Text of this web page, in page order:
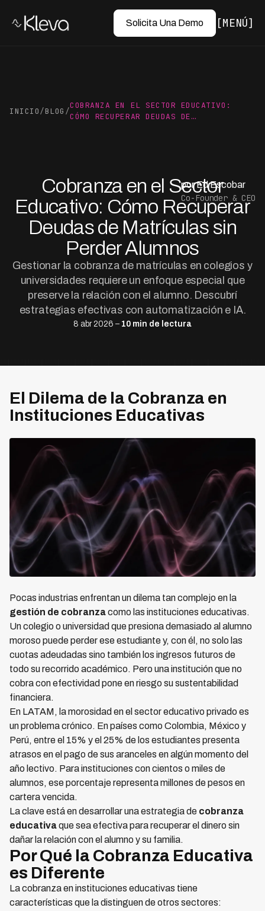
Solicita Una Demo MENÚ
INICIO/BLOG /
COBRANZA EN EL SECTOR EDUCATIVO:
CÓMO RECUPERAR DEUDAS DE…
Cobranza en el Sector
Educativo: Cómo Recuperar
Deudas de Matrículas sin
Perder Alumnos
Gestionar la cobranza de matrículas en colegios y
universidades requiere un enfoque especial que
preserve la relación con el alumno. Descubrí
estrategias efectivas con automatización e IA.
8 abr 2026 – 10 min de lectura
por Ed Escobar
Co-Founder & CEO
El Dilema de la Cobranza en
Instituciones Educativas
Pocas industrias enfrentan un dilema tan complejo en la
gestión de cobranzacomo las instituciones educativas.
Un colegio o universidad que presiona demasiado al alumno
moroso puede perder ese estudiante y, con él, no solo las
cuotas adeudadas sino también los ingresos futuros de
todo su recorrido académico. Pero una institución que no
cobra con efectividad pone en riesgo su sustentabilidad
financiera.
En LATAM, la morosidad en el sector educativo privado es
un problema crónico. En países como Colombia, México y
Perú, entre el 15% y el 25% de los estudiantes presenta
atrasos en el pago de sus aranceles en algún momento del
año lectivo. Para instituciones con cientos o miles de
alumnos, ese porcentaje representa millones de pesos en
cartera vencida.
La clave está en desarrollar una estrategia de cobranza
educativaque sea efectiva para recuperar el dinero sin
dañar la relación con el alumno y su familia.
Por Qué la Cobranza Educativa
es Diferente
La cobranza en instituciones educativas tiene
características que la distinguen de otros sectores: